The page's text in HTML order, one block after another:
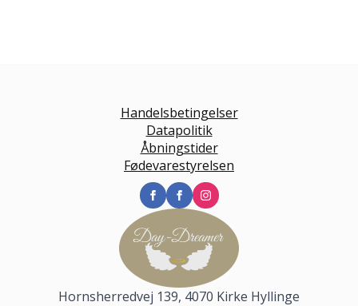
Handelsbetingelser
Datapolitik
Åbningstider
Fødevarestyrelsen
Hornsherredvej 139, 4070 Kirke Hyllinge